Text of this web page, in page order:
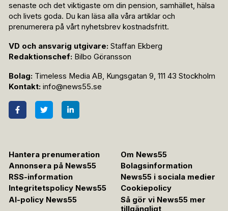
senaste och det viktigaste om din pension, samhället, hälsa
och livets goda. Du kan läsa alla våra artiklar och
prenumerera på vårt nyhetsbrev kostnadsfritt.
VD och ansvarig utgivare: Staffan Ekberg
Redaktionschef: Bilbo Göransson
Bolag: Timeless Media AB, Kungsgatan 9, 111 43 Stockholm
Kontakt: info@news55.se
Hantera prenumeration
Om News55
Annonsera på News55
Bolagsinformation
RSS-information
News55 i sociala medier
Integritetspolicy News55
Cookiepolicy
AI-policy News55
Så gör vi News55 mer
tillgängligt